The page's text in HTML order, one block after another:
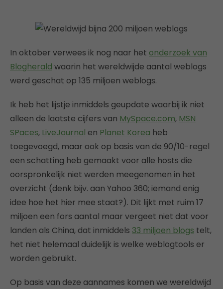
In oktober verwees ik nog naar het onderzoek van
Blogherald waarin het wereldwijde aantal weblogs
werd geschat op 135 miljoen weblogs.
Ik heb het lijstje inmiddels geupdate waarbij ik niet
alleen de laatste cijfers van MySpace.com, MSN
SPaces, LiveJournal en Planet Korea heb
toegevoegd, maar ook op basis van de 90/10-regel
een schatting heb gemaakt voor alle hosts die
oorspronkelijk niet werden meegenomen in het
overzicht (denk bijv. aan Yahoo 360; iemand enig
idee hoe het hier mee staat?). Dit lijkt met ruim 17
miljoen een fors aantal maar vergeet niet dat voor
landen als China, dat inmiddels 33 miljoen blogs telt,
het niet helemaal duidelijk is welke weblogtools er
worden gebruikt.
Op basis van deze aannames komen we wereldwijd